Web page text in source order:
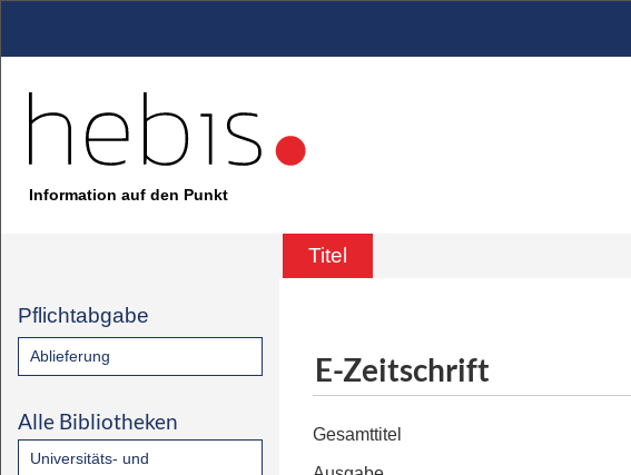
Information auf den Punkt
Titel
Pflichtabgabe
Ablieferung
Alle Bibliotheken
Universitäts- und
E-Zeitschrift
Gesamttitel